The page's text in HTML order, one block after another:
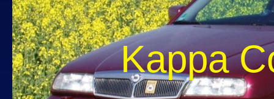
Kappa